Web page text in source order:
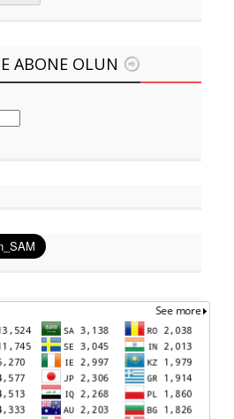
ABONE OLUN